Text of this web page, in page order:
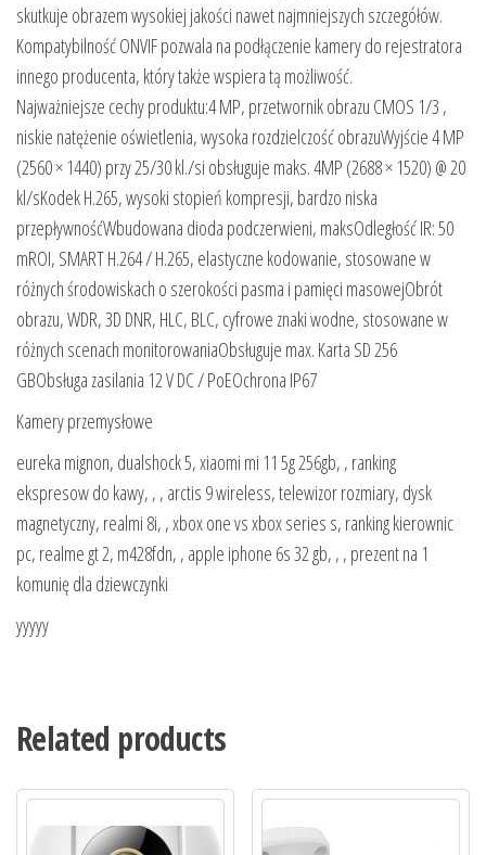
skutkuje obrazem wysokiej jakości nawet najmniejszych szczegółów.
Kompatybilność ONVIF pozwala na podłączenie kamery do rejestratora
innego producenta, który także wspiera tą możliwość.
Najważniejsze cechy produktu:4 MP, przetwornik obrazu CMOS 1/3 ,
niskie natężenie oświetlenia, wysoka rozdzielczość obrazuWyjście 4 MP
(2560 × 1440) przy 25/30 kl./si obsługuje maks. 4MP (2688 × 1520) @ 20
kl/sKodek H.265, wysoki stopień kompresji, bardzo niska
przepływnośćWbudowana dioda podczerwieni, maksOdległość IR: 50
mROI, SMART H.264 / H.265, elastyczne kodowanie, stosowane w
różnych środowiskach o szerokości pasma i pamięci masowejObrót
obrazu, WDR, 3D DNR, HLC, BLC, cyfrowe znaki wodne, stosowane w
różnych scenach monitorowaniaObsługuje max. Karta SD 256
GBObsługa zasilania 12 V DC / PoEOchrona IP67
Kamery przemysłowe
eureka mignon, dualshock 5, xiaomi mi 11 5g 256gb, , ranking
ekspresow do kawy, , , arctis 9 wireless, telewizor rozmiary, dysk
magnetyczny, realmi 8i, , xbox one vs xbox series s, ranking kierownic
pc, realme gt 2, m428fdn, , apple iphone 6s 32 gb, , , prezent na 1
komunię dla dziewczynki
yyyyy
Related products